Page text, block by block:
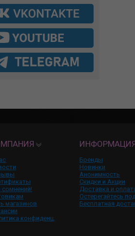
сомнений!
магазинов
конфиденц.
Бренды
Новинки
Анонимность
Скидки и Акции
Доставка и
Остерегайтесь
Бесплатная